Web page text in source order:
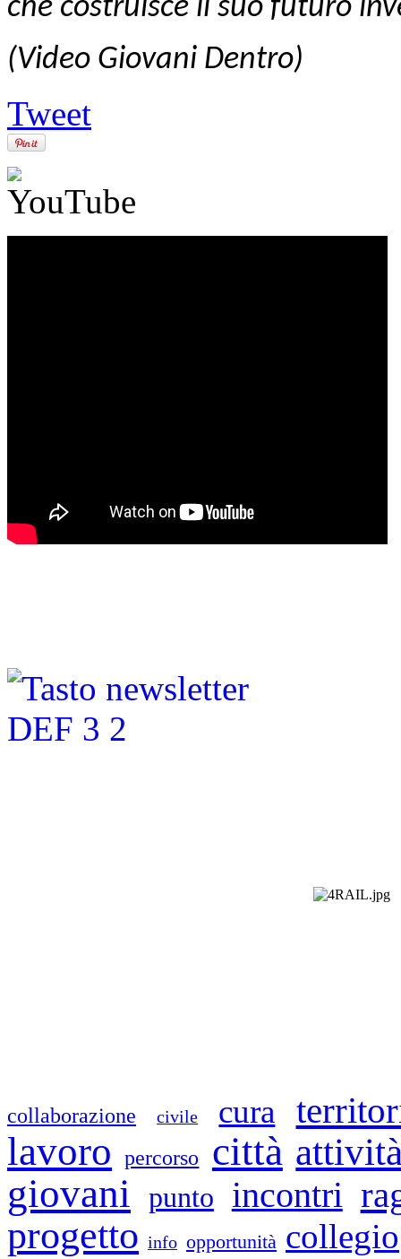
che costruisce il suo futuro
(Video Giovani Dentro)
Tweet
collaborazione civile cura
lavoro percorso città
giovani punto incontri
progetto info opportunità collegio